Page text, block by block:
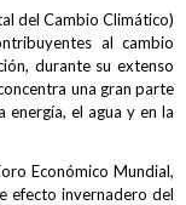
del Cambio Climático)
al cambio
durante su extenso
una gran parte
energía, el agua y en la
Económico Mundial,
efecto invernadero del